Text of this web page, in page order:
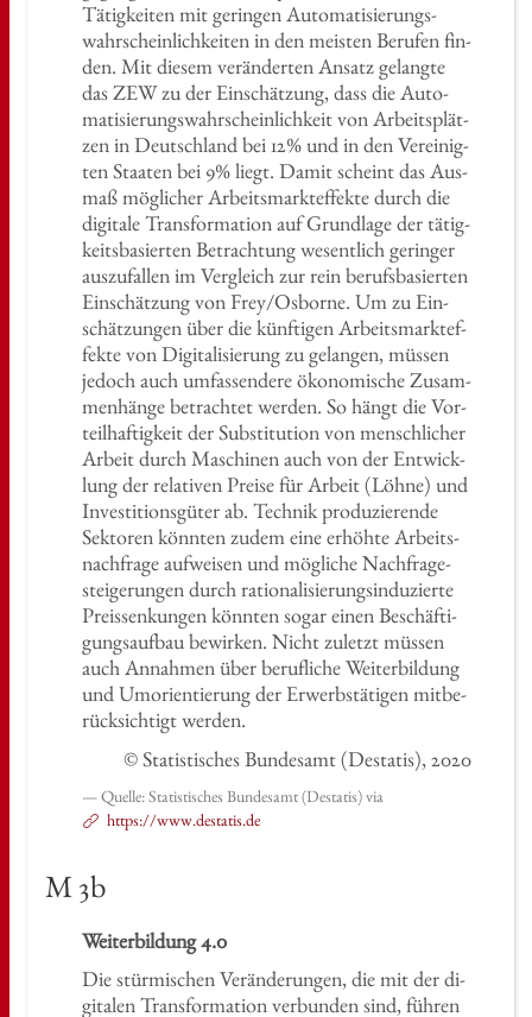
Tä­tig­kei­ten mit ge­rin­gen Au­to­ma­ti­sie­rungs­
wahr­schein­lich­kei­ten in den meis­ten Be­ru­fen fin­
den. Mit die­sem ver­än­der­ten An­satz ge­lang­te
das ZEW zu der Ein­schät­zung, dass die Au­to­
ma­ti­sie­rungs­wahr­schein­lich­keit von Ar­beits­plät­
zen in Deutsch­land bei 12% und in den Ver­ei­nig­
ten Staa­ten bei 9% liegt. Damit scheint das Aus­
maß mög­li­cher Ar­beits­marktef­fek­te durch die
di­gi­ta­le Trans­for­ma­ti­on auf Grund­la­ge der tä­tig­
keits­ba­sier­ten Be­trach­tung we­sent­lich ge­rin­ger
aus­zu­fal­len im Ver­gleich zur rein be­rufs­ba­sier­ten
Ein­schät­zung von Frey/Os­bor­ne. Um zu Ein­
schät­zun­gen über die künf­ti­gen Ar­beits­marktef­
fek­te von Di­gi­ta­li­sie­rung zu ge­lan­gen, müs­sen
je­doch auch um­fas­sen­de­re öko­no­mi­sche Zu­sam­
men­hän­ge be­trach­tet wer­den. So hängt die Vor­
teil­haf­tig­keit der Sub­sti­tu­ti­on von mensch­li­cher
Ar­beit durch Ma­schi­nen auch von der Ent­wick­
lung der re­la­ti­ven Prei­se für Ar­beit (Löhne) und
In­ves­ti­ti­ons­gü­ter ab. Tech­nik pro­du­zie­ren­de
Sek­to­ren könn­ten zudem eine er­höh­te Ar­beits­
nach­fra­ge auf­wei­sen und mög­li­che Nach­fra­ge­
stei­ge­run­gen durch ra­tio­na­li­sie­rungs­in­du­zier­te
Preis­sen­kun­gen könn­ten sogar einen Be­schäf­ti­
gungs­auf­bau be­wir­ken. Nicht zu­letzt müs­sen
auch An­nah­men über be­ruf­li­che Wei­ter­bil­dung
und Um­ori­en­tie­rung der Er­werbs­tä­ti­gen mit­be­
rück­sich­tigt wer­den.
© Sta­tis­ti­sches Bun­des­amt (De­sta­tis), 2020
Quel­le: Sta­tis­ti­sches Bun­des­amt (De­sta­tis) via
https://​www.​de­sta­tis.​de
M 3b
Wei­ter­bil­dung 4.0
Die stür­mi­schen Ver­än­de­run­gen, die mit der di­
gi­ta­len Trans­for­ma­ti­on ver­bun­den sind, füh­ren